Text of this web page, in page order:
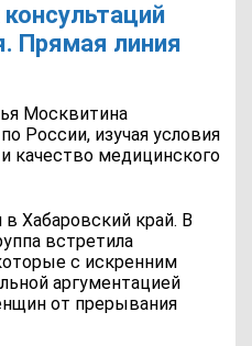
Прямая линия
Москвитина
России, изучая условия
качество медицинского
в Хабаровский край. В
встретила
с искренним
аргументацией
от прерывания